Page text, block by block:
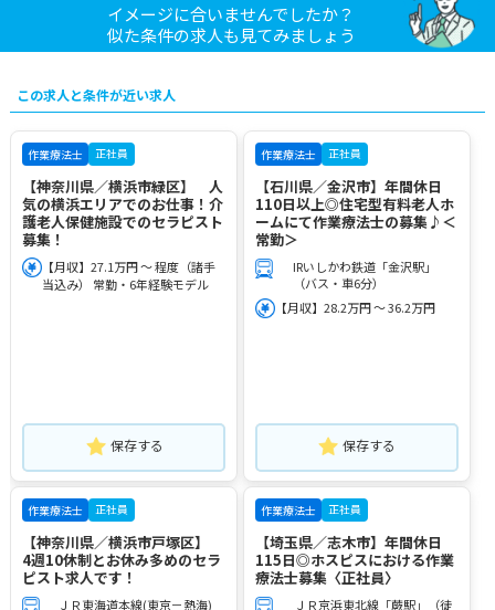
イメージに合いませんでしたか？
似た条件の求人も見てみましょう
この求人と条件が近い求人
作業療法士 正社員
【神奈川県／横浜市緑区】 人
気の横浜エリアでのお仕事！介
護老人保健施設でのセラピスト
募集！
【月収】27.1万円 ～ 程度（諸手
当込み） 常勤・6年経験モデル
保存する
作業療法士 正社員
【石川県／金沢市】年間休日
110日以上◎住宅型有料老人ホ
ームにて作業療法士の募集♪＜
常勤＞
IRいしかわ鉄道「金沢駅」
（バス・車6分）
【月収】28.2万円 ～ 36.2万円
保存する
作業療法士 正社員
【神奈川県／横浜市戸塚区】
4週10休制とお休み多めのセラ
ピスト求人です！
ＪＲ東海道本線(東京－熱海)
作業療法士 正社員
【埼玉県／志木市】年間休日
115日◎ホスピスにおける作業
療法士募集〈正社員〉
ＪＲ京浜東北線「蕨駅」（徒